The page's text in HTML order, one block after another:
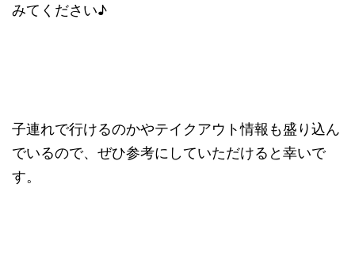
みてください♪
子連れで行けるのかやテイクアウト情報も盛り込ん
でいるので、ぜひ参考にしていただけると幸いで
す。